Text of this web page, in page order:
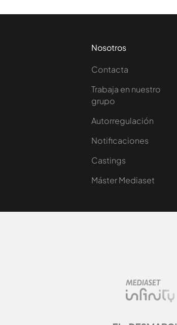
Nosotros
Contacta
Trabaja en nuestro
grupo
Autorregulación
Notificaciones
Castings
Máster Mediaset